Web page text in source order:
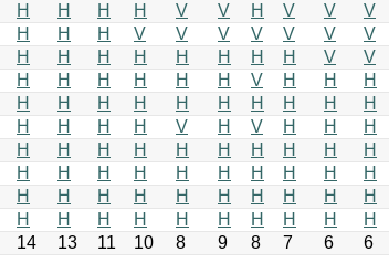
H H H H V V H V V V
H H H V V V V V V V
H H H H H H H H V V
H H H H H H V H H H
H H H H H H H H H H
H H H H V H V H H H
H H H H H H H H H H
H H H H H H H H H H
H H H H H H H H H H
H H H H H H H H H H
14 13 11 10 8 9 8 7 6 6